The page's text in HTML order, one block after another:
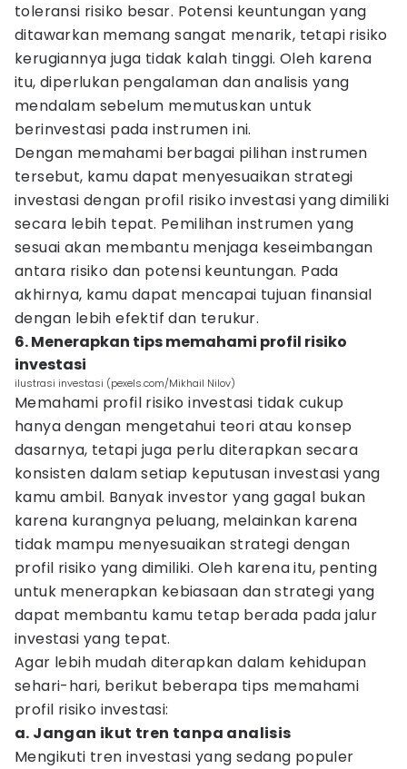
toleransi risiko besar. Potensi keuntungan yang
ditawarkan memang sangat menarik, tetapi risiko
kerugiannya juga tidak kalah tinggi. Oleh karena
itu, diperlukan pengalaman dan analisis yang
mendalam sebelum memutuskan untuk
berinvestasi pada instrumen ini.
Dengan memahami berbagai pilihan instrumen
tersebut, kamu dapat menyesuaikan strategi
investasi dengan profil risiko investasi yang dimiliki
secara lebih tepat. Pemilihan instrumen yang
sesuai akan membantu menjaga keseimbangan
antara risiko dan potensi keuntungan. Pada
akhirnya, kamu dapat mencapai tujuan finansial
dengan lebih efektif dan terukur.
6. Menerapkan tips memahami profil risiko
investasi
ilustrasi investasi (pexels.com/Mikhail Nilov)
Memahami profil risiko investasi tidak cukup
hanya dengan mengetahui teori atau konsep
dasarnya, tetapi juga perlu diterapkan secara
konsisten dalam setiap keputusan investasi yang
kamu ambil. Banyak investor yang gagal bukan
karena kurangnya peluang, melainkan karena
tidak mampu menyesuaikan strategi dengan
profil risiko yang dimiliki. Oleh karena itu, penting
untuk menerapkan kebiasaan dan strategi yang
dapat membantu kamu tetap berada pada jalur
investasi yang tepat.
Agar lebih mudah diterapkan dalam kehidupan
sehari-hari, berikut beberapa tips memahami
profil risiko investasi:
a. Jangan ikut tren tanpa analisis
Mengikuti tren investasi yang sedang populer